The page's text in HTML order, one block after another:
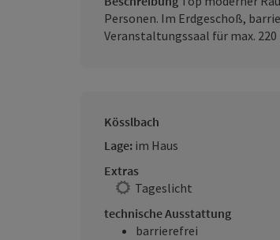
Personen. Im Erdgeschoß,
Veranstaltungssaal für max. 220
Kösslbach
Lage: im Haus
Extras
Tageslicht
technische Ausstattung
barrierefrei